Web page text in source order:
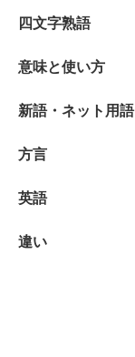
四文字熟語
意味と使い方
新語・ネット用語
方言
英語
違い